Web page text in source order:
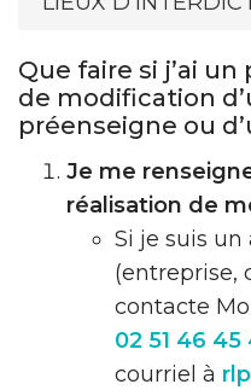
Que faire si j’ai
de modification
préenseigne ou
Je me
réalisation de
Si je suis
(entreprise,
contacte
02 51 46 45
courriel à